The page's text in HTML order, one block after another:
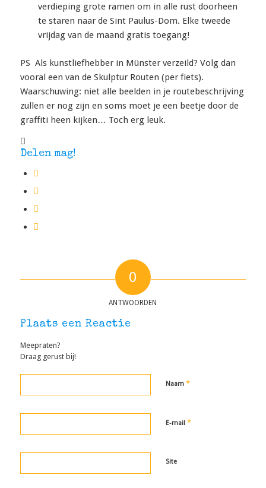
verdieping grote ramen om in alle rust doorheen
te staren naar de Sint Paulus-Dom. Elke tweede
vrijdag van de maand gratis toegang!
PS Als kunstliefhebber in Münster verzeild? Volg dan
vooral een van de Skulptur Routen (per fiets).
Waarschuwing: niet alle beelden in je routebeschrijving
zullen er nog zijn en soms moet je een beetje door de
graffiti heen kijken… Toch erg leuk.
Delen mag!
0
ANTWOORDEN
Plaats een Reactie
Meepraten?
Draag gerust bij!
Naam *
E-mail *
Site